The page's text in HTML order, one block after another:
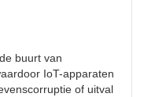
buurt van
IoT-apparaten
of uitval